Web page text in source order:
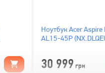
Ноутбук Acer Aspire
AL15-45P
30 999 грн